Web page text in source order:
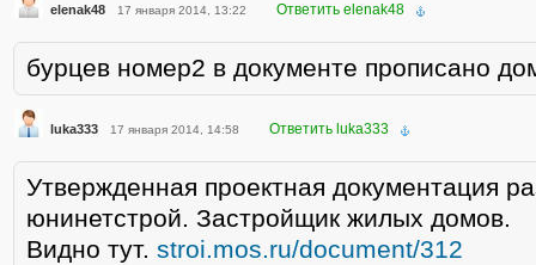
elenak48 17 января 2014, 13:22 Ответить elenak48
бурцев номер2 в документе прописано
luka333 17 января 2014, 14:58 Ответить luka333
Утвержденная проектная документация
юнинетстрой. Застройщик жилых домов.
Видно тут. stroi.mos.ru/document/312